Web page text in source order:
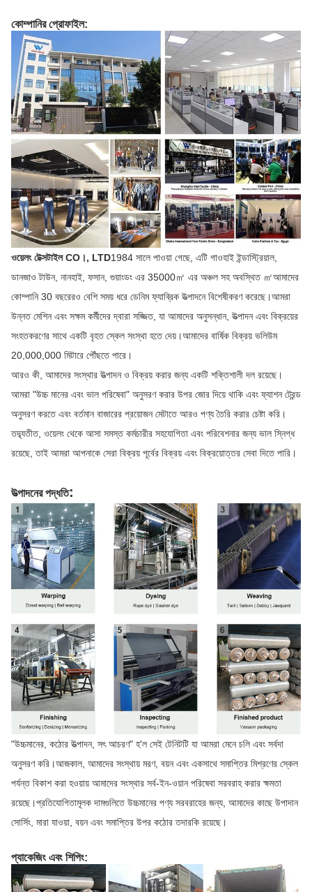
কোম্পানির প্রোফাইল:
ওয়েলং টেক্সটাইল CO।, LTD1984 সালে পাওয়া গেছে, এটি গাওহাই ইন্ডাস্ট্রিয়াল,
ডানজাও টাউন, নানহাই, ফসান, গুয়াংডং এর 35000㎡ এর অঞ্চল সহ অবস্থিত ㎡আমাদের
কোম্পানি 30 বছরেরও বেশি সময় ধরে ডেনিম ফ্যাব্রিক উত্পাদনে বিশেষীকরণ করেছে।আমরা
উন্নত মেশিন এবং সক্ষম কর্মীদের দ্বারা সজ্জিত, যা আমাদের অনুসন্ধান, উত্পাদন এবং বিক্রয়ের
সংহতকরণের সাথে একটি বৃহত স্কেল সংস্থা হতে দেয়।আমাদের বার্ষিক বিক্রয় ভলিউম
20,000,000 মিটারে পৌঁছতে পারে।
আরও কী, আমাদের সংস্থার উত্পাদন ও বিক্রয় করার জন্য একটি শক্তিশালী দল রয়েছে।
আমরা "উচ্চ মানের এবং ভাল পরিষেবা" অনুসরণ করার উপর জোর দিয়ে থাকি এবং ফ্যাশন ট্রেন্ড
অনুসরণ করতে এবং বর্তমান বাজারের প্রয়োজন মেটাতে আরও পণ্য তৈরি করার চেষ্টা করি।
তদ্ব্যতীত, ওয়েলং থেকে আসা সমস্ত কর্মচারীর সহযোগিতা এবং পরিবেশনার জন্য ভাল স্নিগ্ধ
রয়েছে, তাই আমরা আপনাকে সেরা বিক্রয় পূর্বের বিক্রয় এবং বিক্রয়োত্তর সেবা দিতে পারি।
উত্পাদনের পদ্ধতি:
"উচ্চমানের, কঠোর উত্পাদন, সৎ আচরণ" হ'ল সেই টেনিটটি যা আমরা মেনে চলি এবং সর্বদা
অনুসরণ করি।আজকাল, আমাদের সংস্থায় মরণ, বয়ন এবং একসাথে সমাপ্তির মিশ্রণের স্কেল
পর্যন্ত বিকাশ করা হওয়ায় আমাদের সংস্থার সর্ব-ইন-ওয়ান পরিষেবা সরবরাহ করার ক্ষমতা
রয়েছে।প্রতিযোগিতামূলক দামগুলিতে উচ্চমানের পণ্য সরবরাহের জন্য, আমাদের কাছে উপাদান
সোর্সিং, মারা যাওয়া, বয়ন এবং সমাপ্তির উপর কঠোর তদারকি রয়েছে।
প্যাকেজিং এবং শিপিং: